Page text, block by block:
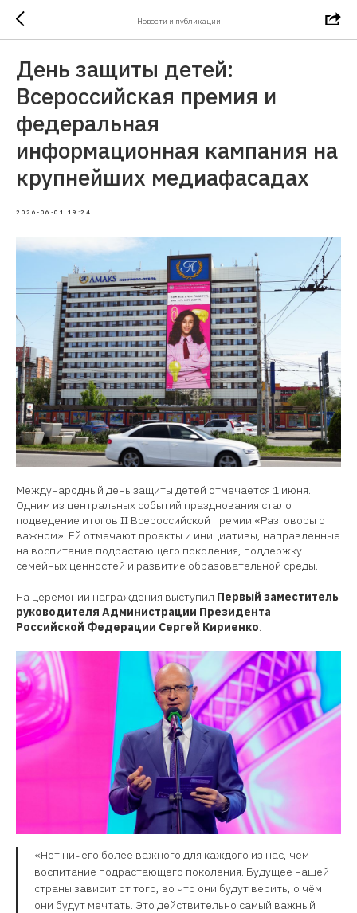
Новости и публикации
День защиты детей:
Всероссийская премия и
федеральная
информационная кампания на
крупнейших медиафасадах
2026-06-01 19:24
Международный день защиты детей отмечается 1 июня.
Одним из центральных событий празднования стало
подведение итогов II Всероссийской премии «Разговоры о
важном». Ей отмечают проекты и инициативы, направленные
на воспитание подрастающего поколения, поддержку
семейных ценностей и развитие образовательной среды.
На церемонии награждения выступил Первый заместитель
руководителя Администрации Президента
Российской Федерации Сергей Кириенко.
«Нет ничего более важного для каждого из нас, чем
воспитание подрастающего поколения. Будущее нашей
страны зависит от того, во что они будут верить, о чём
они будут мечтать. Это действительно самый важный